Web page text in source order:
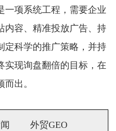
项系统工程，需要企业
内容、精准投放广告、持
定科学的推广策略，并持
实现询盘翻倍的目标，在
出。
外贸GEO